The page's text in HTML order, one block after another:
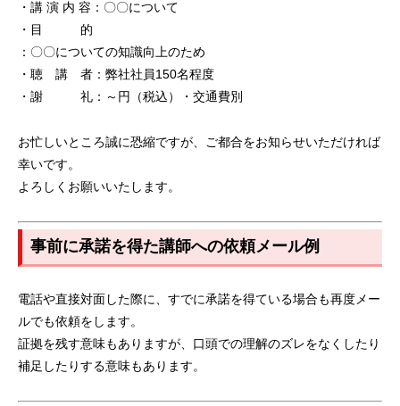
・講 演 内 容：〇〇について
・目 的
：〇〇についての知識向上のため
・聴 講 者：弊社社員150名程度
・謝 礼：～円（税込）・交通費別
お忙しいところ誠に恐縮ですが、ご都合をお知らせいただければ
幸いです。
よろしくお願いいたします。
事前に承諾を得た講師への依頼メール例
電話や直接対面した際に、すでに承諾を得ている場合も再度メー
ルでも依頼をします。
証拠を残す意味もありますが、口頭での理解のズレをなくしたり
補足したりする意味もあります。